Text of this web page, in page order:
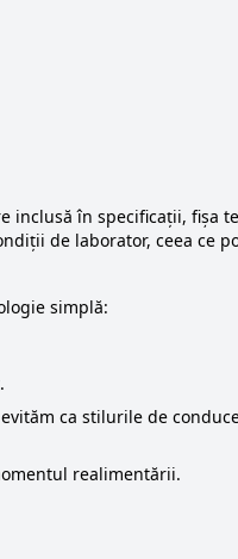
inclusă în specificații, fișa
de laborator, ceea ce
simplă:
ca stilurile de
realimentării.